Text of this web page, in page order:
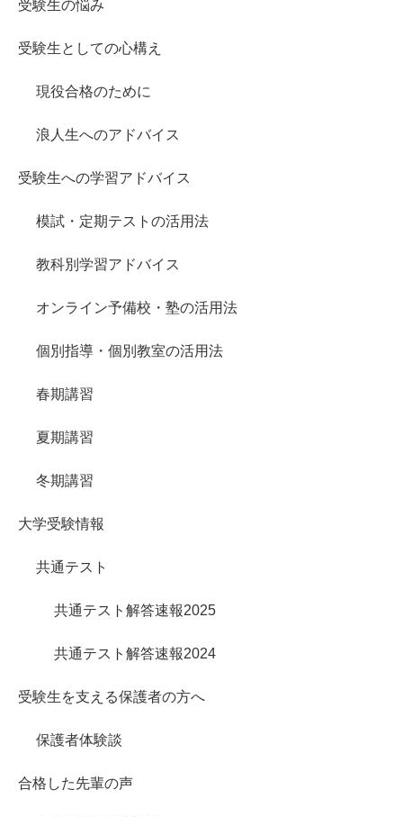
受験生の悩み
受験生としての心構え
現役合格のために
浪人生へのアドバイス
受験生への学習アドバイス
模試・定期テストの活用法
教科別学習アドバイス
オンライン予備校・塾の活用法
個別指導・個別教室の活用法
春期講習
夏期講習
冬期講習
大学受験情報
共通テスト
共通テスト解答速報2025
共通テスト解答速報2024
受験生を支える保護者の方へ
保護者体験談
合格した先輩の声